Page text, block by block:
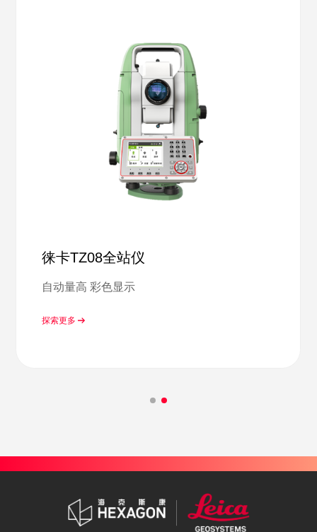
徕卡TZ05全站仪
再续经典 创新升级